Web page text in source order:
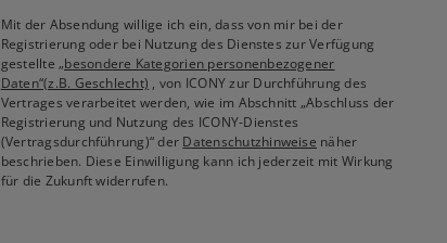
Mit der Absendung willige ich ein, dass von mir bei der
Registrierung oder bei Nutzung des Dienstes zur Verfügung
gestellte„besondere Kategorien personenbezogener
Daten“(z.B. Geschlecht) , von ICONY zur Durchführung des
Vertrages verarbeitet werden, wie im Abschnitt „Abschluss der
Registrierung und Nutzung des ICONY-Dienstes
(Vertragsdurchführung)“ der Datenschutzhinweise näher
beschrieben. Diese Einwilligung kann ich jederzeit mit Wirkung
für die Zukunft widerrufen.